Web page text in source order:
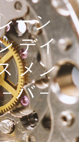
ーシ
デイ
メン
バ－